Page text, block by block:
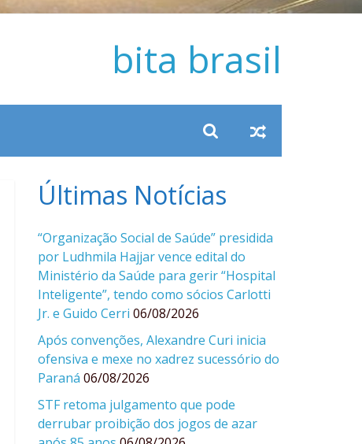
bita brasil
Últimas Notícias
“Organização Social de Saúde” presidida
por Ludhmila Hajjar vence edital do
Ministério da Saúde para gerir “Hospital
Inteligente”, tendo como sócios Carlotti
Jr. e Guido Cerri 06/08/2026
Após convenções, Alexandre Curi inicia
ofensiva e mexe no xadrez sucessório do
Paraná 06/08/2026
STF retoma julgamento que pode
derrubar proibição dos jogos de azar